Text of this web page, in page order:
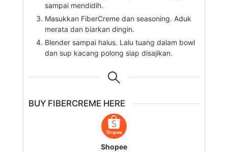
sampai mendidih.
Masukkan FiberCreme dan seasoning. Aduk
merata dan biarkan dingin.
Blender sampai halus. Lalu tuang dalam bowl
dan sup kacang polong siap disajikan.
BUY FIBERCREME HERE
Shopee